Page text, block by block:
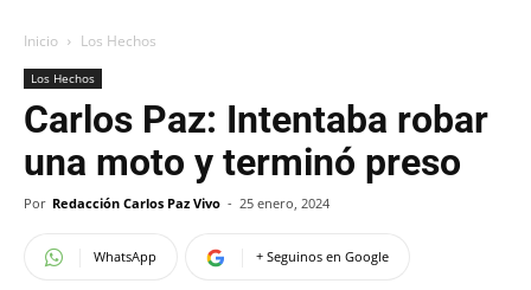
Inicio Los Hechos
Los Hechos
Carlos Paz: Intentaba robar
una moto y terminó preso
Por Redacción Carlos Paz Vivo - 25 enero, 2024
WhatsApp + Seguinos en Google